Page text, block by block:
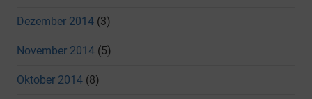
Dezember 2014 (3)
November 2014 (5)
Oktober 2014 (8)